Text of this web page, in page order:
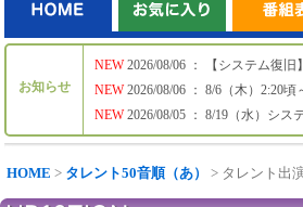
お知らせ
NEW
NEW
NEW
2026/08/06 ： 【システム復
2026/08/06 ： 8/6（木）2:20
2026/08/05 ： 8/19（水）シス
HOME > タレント50音順（あ） > タレント出